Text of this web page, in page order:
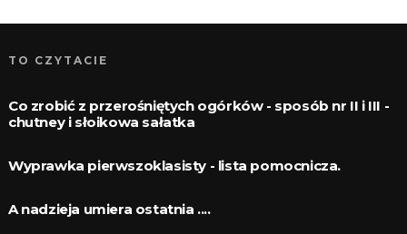
TO CZYTACIE
Co zrobić z przerośniętych ogórków - sposób nr II i III -
chutney i słoikowa sałatka
Wyprawka pierwszoklasisty - lista pomocnicza.
A nadzieja umiera ostatnia ....